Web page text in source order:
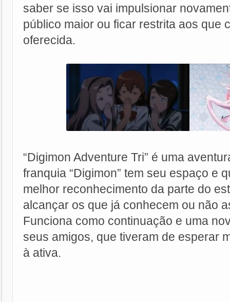
saber se isso vai impulsionar
público maior ou ficar restrita aos que
oferecida.
“Digimon Adventure Tri” é uma
franquia “Digimon” tem seu espaço e
melhor reconhecimento da parte do
alcançar os que já conhecem ou não
Funciona como continuação e uma
seus amigos, que tiveram de esperar
à ativa.